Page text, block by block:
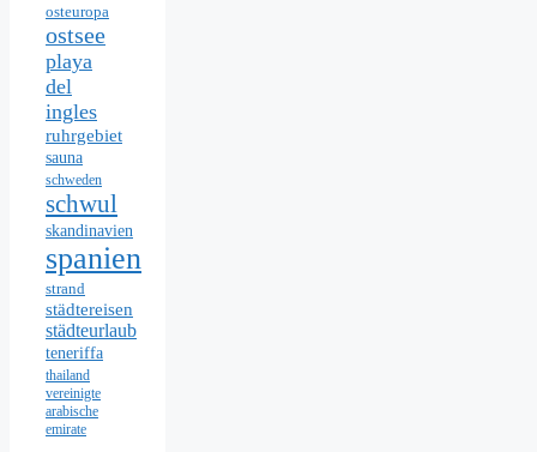
osteuropa
ostsee
playa
del
ingles
ruhrgebiet
sauna
schweden
schwul
skandinavien
spanien
strand
städtereisen
städteurlaub
teneriffa
thailand
vereinigte
arabische
emirate